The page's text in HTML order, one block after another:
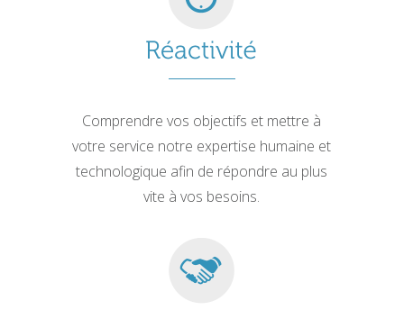
Comprendre vos objectifs et mettre à
votre service notre expertise humaine et
technologique afin de répondre au plus
vite à vos besoins.